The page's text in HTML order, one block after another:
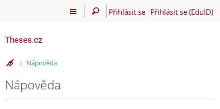
Přihlásit se Přihlásit se (EduID)
Theses.cz
>Nápověda
Nápověda